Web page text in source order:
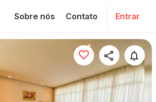
Sobre nós Contato Entrar